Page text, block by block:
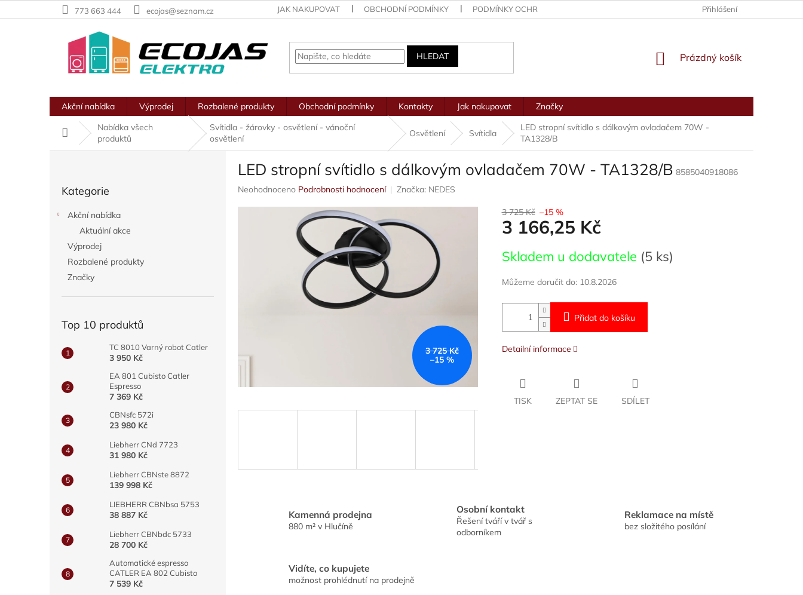
na
773 663 444 ecojas@seznam.cz JAK NAKUPOVAT OBCHODNÍ PODMÍNKY PODMÍNKY OCHRANY OSOBNÍCH ÚDAJŮ Přihlášení
HLEDAT
NÁKUPNÍ
Prázdný košík
Akční nabídka Výprodej Rozbalené produkty Obchodní podmínky Kontakty Jak nakupovat Značky
Domů
Nabídka všech
produktů
Svítidla - žárovky - osvětlení - vánoční
osvětlení
Osvětlení Svítidla
LED stropní svítidlo s dálkovým ovladačem 70W -
TA1328/B
kategorie
Kategorie
Akční nabídka
Aktuální akce
Výprodej
Rozbalené produkty
Značky
Top 10 produktů
TC 8010 Varný robot Catler
3 950 Kč
EA 801 Cubisto Catler
Espresso
7 369 Kč
CBNsfc 572i
23 980 Kč
Liebherr CNd 7723
31 980 Kč
Liebherr CBNste 8872
139 998 Kč
LIEBHERR CBNbsa 5753
38 887 Kč
Liebherr CBNbdc 5733
28 700 Kč
Automatické espresso
CATLER EA 802 Cubisto
7 539 Kč
LED stropní svítidlo s dálkovým ovladačem 70W - TA1328/B 8585040918086
Průměrné
Neohodnoceno Podrobnosti hodnocení Značka: NEDES
3 725 Kč
–15 %
3 725 Kč –15 %
3 166,25 Kč
cena:
Skladem u dodavatele (5 ks)
Můžeme doručit do: 10.8.2026
Přidat do košíku
Detailní informace
TISK ZEPTAT SE SDÍLET
Kamenná prodejna
880 m² v Hlučíně
Osobní kontakt
Řešení tváří v tvář s
odborníkem
Reklamace na místě
bez složitého posílání
Vidíte, co kupujete
možnost prohlédnutí na prodejně